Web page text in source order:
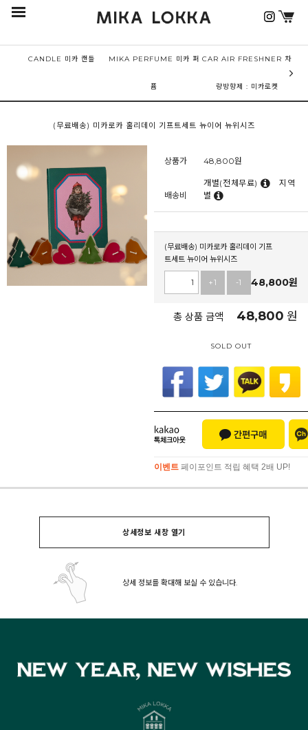
CANDLE 미카 캔들 MIKA PERFUME 미카 퍼
퓸
CAR AIR FRESHNER 차
량방향제 : 미카로켓
(무료배송) 미카로카 홀리데이 기프트세트 뉴이어 뉴위시즈
상품가 48,800원
배송비
개별(전체무료)
지역
별
(무료배송) 미카로카 홀리데이 기프
트세트 뉴이어 뉴위시즈
+1 -1 48,800원
총 상품 금액 48,800 원
SOLD OUT
이벤트 페이포인트 적립 혜택 2배 UP!
이벤트페이포인트 적립 혜택 2배 UP!
상세정보 새창 열기
상세 정보를 확대해 보실 수 있습니다.